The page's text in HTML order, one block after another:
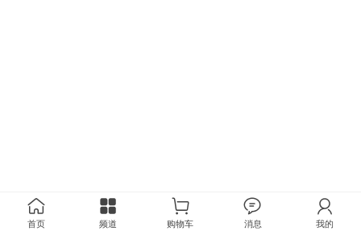
首页 频道 购物车 消息 我的